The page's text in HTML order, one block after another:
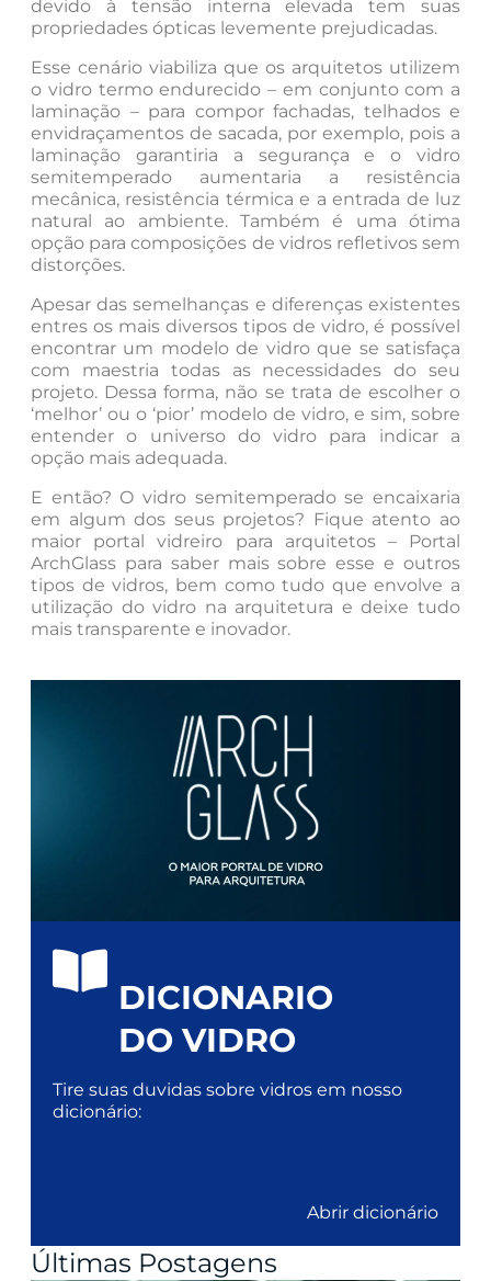
devido à tensão interna elevada tem suas
propriedades ópticas levemente prejudicadas.
Esse cenário viabiliza que os arquitetos utilizem
o vidro termo endurecido – em conjunto com a
laminação – para compor fachadas, telhados e
envidraçamentos de sacada, por exemplo, pois a
laminação garantiria a segurança e o vidro
semitemperado aumentaria a resistência
mecânica, resistência térmica e a entrada de luz
natural ao ambiente. Também é uma ótima
opção para composições de vidros refletivos sem
distorções.
Apesar das semelhanças e diferenças existentes
entres os mais diversos tipos de vidro, é possível
encontrar um modelo de vidro que se satisfaça
com maestria todas as necessidades do seu
projeto. Dessa forma, não se trata de escolher o
‘melhor’ ou o ‘pior’ modelo de vidro, e sim, sobre
entender o universo do vidro para indicar a
opção mais adequada.
E então? O vidro semitemperado se encaixaria
em algum dos seus projetos? Fique atento ao
maior portal vidreiro para arquitetos – Portal
ArchGlass para saber mais sobre esse e outros
tipos de vidros, bem como tudo que envolve a
utilização do vidro na arquitetura e deixe tudo
mais transparente e inovador.
DICIONARIO
DO VIDRO
Tire suas duvidas sobre vidros em nosso
dicionário:
Abrir dicionário
Últimas Postagens